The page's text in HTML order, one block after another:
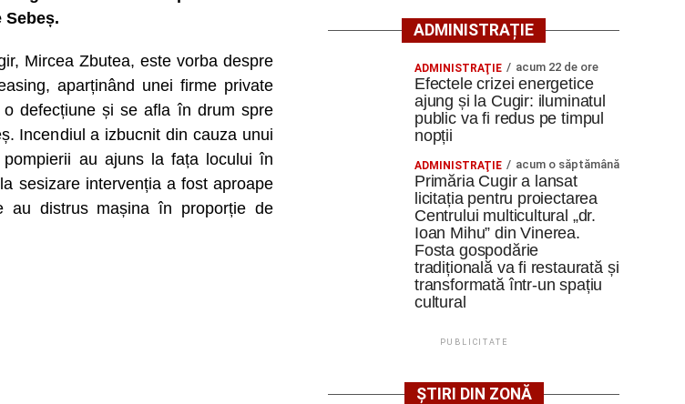
Mircea Zbutea, este vorba despre
aparținând unei firme private
defecțiune și se afla în drum spre
Incendiul a izbucnit din cauza unui
au ajuns la fața locului în
sesizare intervenția a fost aproape
au distrus mașina în proporție de
ADMINISTRAȚIE
ADMINISTRAŢIE acum 22 de ore
Efectele crizei energetice
ajung și la Cugir: iluminatul
public va fi redus pe timpul
nopții
ADMINISTRAŢIE acum o săptămână
Primăria Cugir a lansat
licitația pentru proiectarea
Centrului multicultural „dr.
Ioan Mihu” din Vinerea.
Fosta gospodărie
tradițională va fi restaurată și
transformată într-un spațiu
cultural
PUBLICITATE
ȘTIRI DIN ZONĂ